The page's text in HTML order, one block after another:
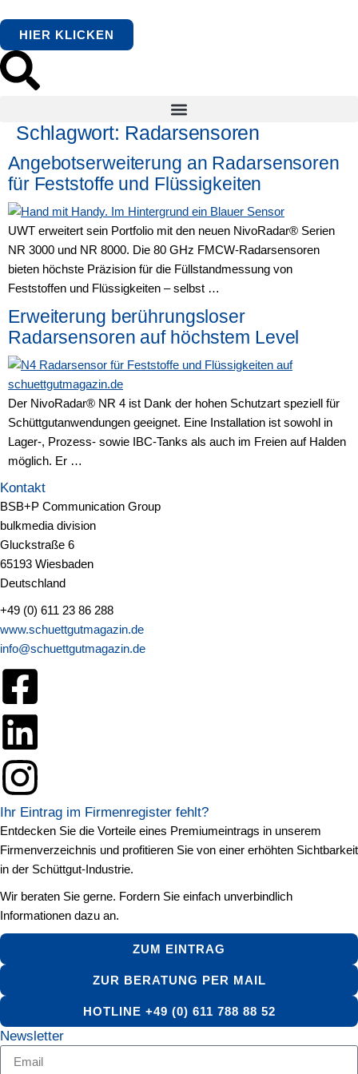
springen
HIER KLICKEN
Schlagwort: Radarsensoren
Angebotserweiterung an Radarsensoren
für Feststoffe und Flüssigkeiten
UWT erweitert sein Portfolio mit den neuen NivoRadar® Serien
NR 3000 und NR 8000. Die 80 GHz FMCW-Radarsensoren
bieten höchste Präzision für die Füllstandmessung von
Feststoffen und Flüssigkeiten – selbst …
Erweiterung berührungsloser
Radarsensoren auf höchstem Level
Der NivoRadar® NR 4 ist Dank der hohen Schutzart speziell für
Schüttgutanwendungen geeignet. Eine Installation ist sowohl in
Lager-, Prozess- sowie IBC-Tanks als auch im Freien auf Halden
möglich. Er …
Kontakt
BSB+P Communication Group
bulkmedia division
Gluckstraße 6
65193 Wiesbaden
Deutschland
+49 (0) 611 23 86 288
www.schuettgutmagazin.de
info@schuettgutmagazin.de
Ihr Eintrag im Firmenregister fehlt?
Entdecken Sie die Vorteile eines Premiumeintrags in unserem
Firmenverzeichnis und profitieren Sie von einer erhöhten Sichtbarkeit
in der Schüttgut-Industrie.
Wir beraten Sie gerne. Fordern Sie einfach unverbindlich
Informationen dazu an.
ZUM EINTRAG
ZUR BERATUNG PER MAIL
HOTLINE +49 (0) 611 788 88 52
Newsletter